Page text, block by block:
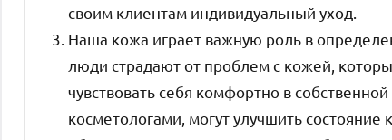
своим клиентам индивидуальный уход.
Наша кожа играет важную роль в
люди страдают от проблем с кожей,
чувствовать себя комфортно в
косметологами, могут улучшить